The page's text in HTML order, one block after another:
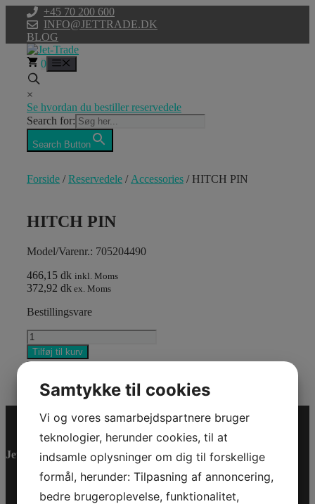
indhold
+45 70 200 600
INFO@JETTRADE.DK
BLOG
0
×
Se hvordan du bestiller reservedele
Search for:
Search Button
Forside /Reservedele / Accessories / HITCH PIN
HITCH PIN
Model/Varenr.: 705204490
466,15 dk inkl. Moms
372,92 dk ex. Moms
Bestillingsvare
HITCH
PIN
antal
Tilføj til kurv
Varenummer (SKU):705204490 Kategorier:Accessories,
Jet-Trade Powersport
Samtykke til cookies
Vi og vores samarbejdspartnere bruger
teknologier, herunder cookies, til at
indsamle oplysninger om dig til forskellige
formål, herunder: Tilpasning af annoncering,
bedre brugeroplevelse, funktionalitet,